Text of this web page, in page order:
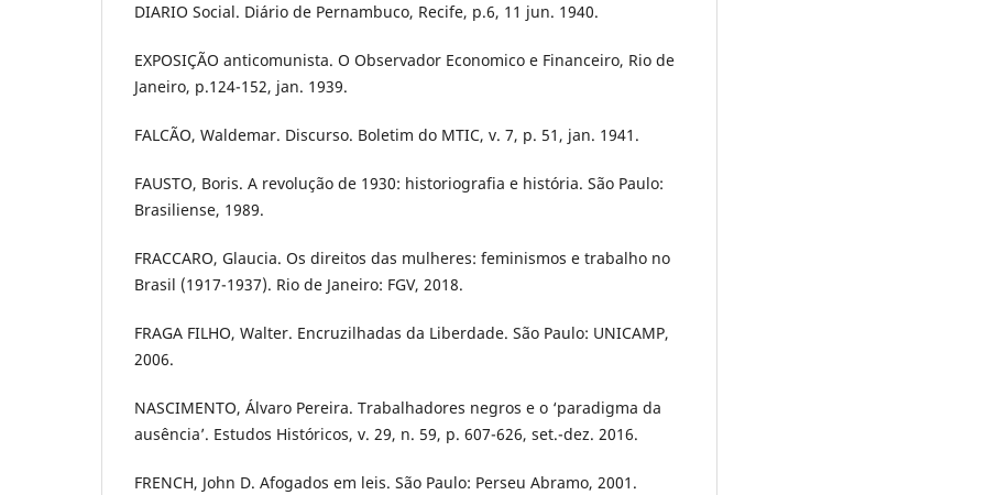
DIARIO Social. Diário de Pernambuco, Recife, p.6, 11 jun. 1940.
EXPOSIÇÃO anticomunista. O Observador Economico e Financeiro, Rio de
Janeiro, p.124-152, jan. 1939.
FALCÃO, Waldemar. Discurso. Boletim do MTIC, v. 7, p. 51, jan. 1941.
FAUSTO, Boris. A revolução de 1930: historiografia e história. São Paulo:
Brasiliense, 1989.
FRACCARO, Glaucia. Os direitos das mulheres: feminismos e trabalho no
Brasil (1917-1937). Rio de Janeiro: FGV, 2018.
FRAGA FILHO, Walter. Encruzilhadas da Liberdade. São Paulo: UNICAMP,
2006.
NASCIMENTO, Álvaro Pereira. Trabalhadores negros e o ‘paradigma da
ausência’. Estudos Históricos, v. 29, n. 59, p. 607-626, set.-dez. 2016.
FRENCH, John D. Afogados em leis. São Paulo: Perseu Abramo, 2001.